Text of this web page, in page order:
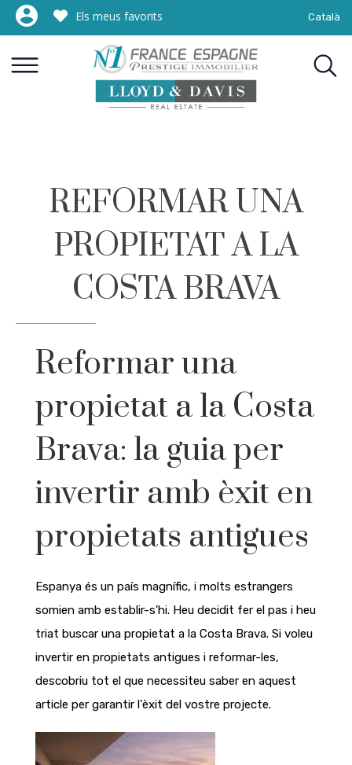
Els meus favorits Català
REFORMAR UNA
PROPIETAT A LA
COSTA BRAVA
Reformar una
propietat a la Costa
Brava: la guia per
invertir amb èxit en
propietats antigues
Espanya és un país magnífic, i molts estrangers
somien amb establir-s'hi. Heu decidit fer el pas i heu
triat buscar una propietat a la Costa Brava. Si voleu
invertir en propietats antigues i reformar-les,
descobriu tot el que necessiteu saber en aquest
article per garantir l'èxit del vostre projecte.